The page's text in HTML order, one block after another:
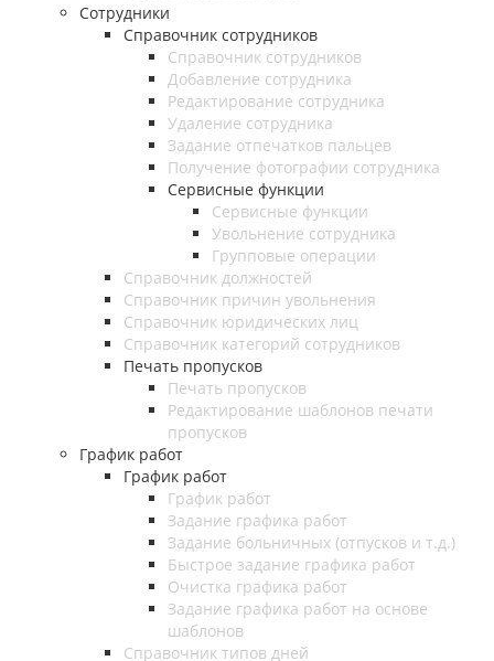
Сотрудники
Справочник сотрудников
Справочник сотрудников
Добавление сотрудника
Редактирование сотрудника
Удаление сотрудника
Задание отпечатков пальцев
Получение фотографии сотрудника
Сервисные функции
Сервисные функции
Увольнение сотрудника
Групповые операции
Справочник должностей
Справочник причин увольнения
Справочник юридических лиц
Справочник категорий сотрудников
Печать пропусков
Печать пропусков
Редактирование шаблонов печати
пропусков
График работ
График работ
График работ
Задание графика работ
Задание больничных (отпусков и т.д.)
Быстрое задание графика работ
Очистка графика работ
Задание графика работ на основе
шаблонов
Справочник типов дней